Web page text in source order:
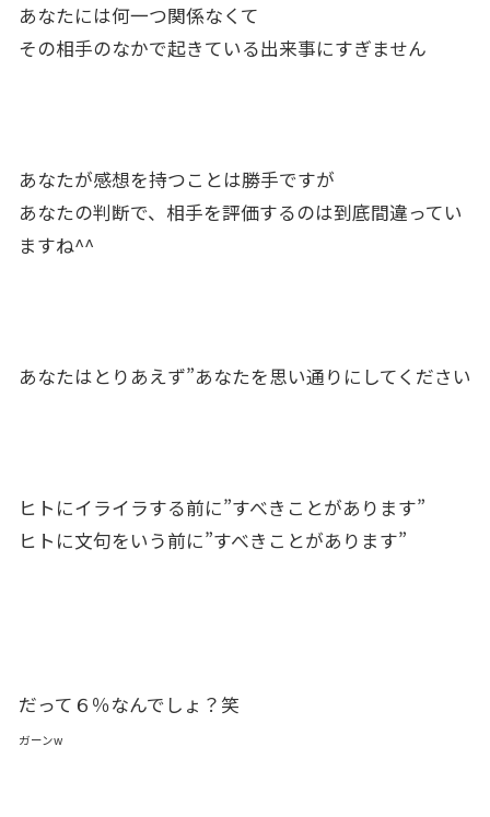
あなたには何一つ関係なくて
その相手のなかで起きている出来事にすぎません
あなたが感想を持つことは勝手ですが
あなたの判断で、相手を評価するのは到底間違ってい
ますね^^
あなたはとりあえず”あなたを思い通りにしてください
ヒトにイライラする前に”すべきことがあります”
ヒトに文句をいう前に”すべきことがあります”
だって６％なんでしょ？笑
ガーンw